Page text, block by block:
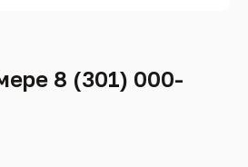
8 (301) 000-